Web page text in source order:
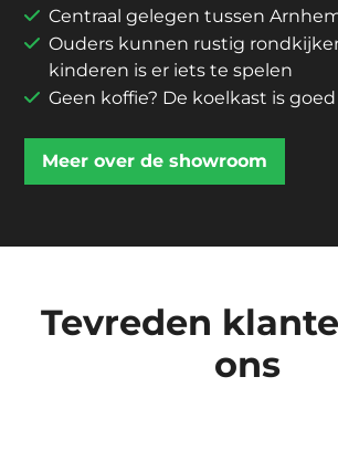
Centraal gelegen tussen
Ouders kunnen rustig
kinderen is er iets te spelen
Geen koffie? De koelkast is
Meer over de showroom
Tevreden
ons